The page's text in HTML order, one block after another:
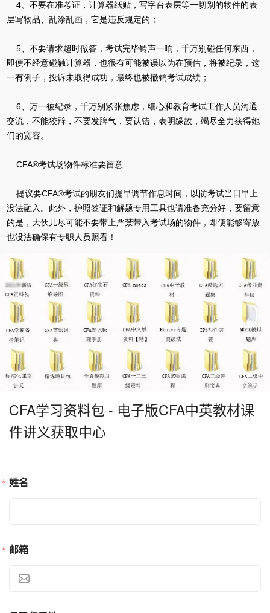
4、不要在准考证，计算器纸贴，写字台表层等一切别的物件的表
层写物品、乱涂乱画，它是违反规定的；
5、不要请求超时做答，考试完毕铃声一响，千万别碰任何东西，
即便不经意碰触计算器，也很有可能被误以为在预估，将被纪录，这
一有例子，投诉未取得成功，最终也被撤销考试成绩；
6、万一被纪录，千万别紧张焦虑，细心和教育考试工作人员沟通
交流，不能狡辩，不要发脾气，要认错，表明缘故，竭尽全力获得她
们的宽容。
CFA®考试场物件标准要留意
提议要CFA®考试的朋友们提早调节作息时间，以防考试当日早上
没法融入。此外，护照签证和解题专用工具也请准备充分好，要留意
的是，大伙儿尽可能不要带上严禁带入考试场的物件，即便能够寄放
也没法确保有专职人员照看！